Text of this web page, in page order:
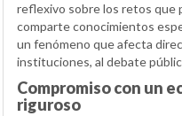
reflexivo sobre los retos que
comparte conocimientos
un fenómeno que afecta
instituciones, al debate
Compromiso con un
riguroso